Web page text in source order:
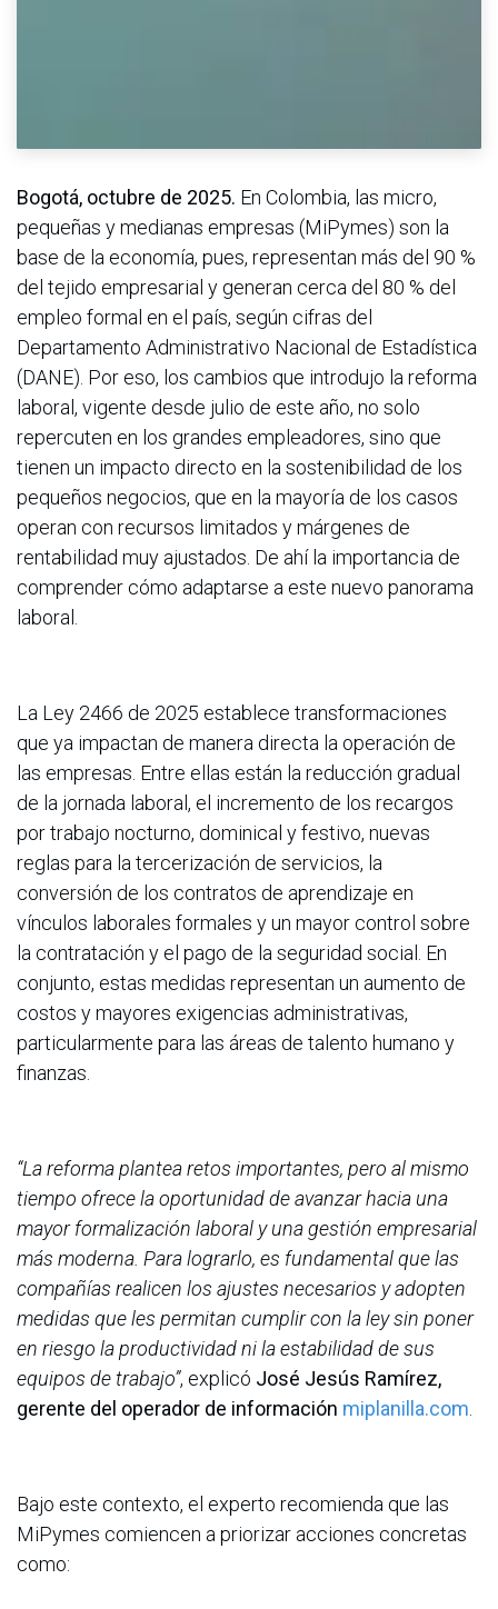
Bogotá, octubre de 2025. En Colombia, las micro,
pequeñas y medianas empresas (MiPymes) son la
base de la economía, pues, representan más del 90 %
del tejido empresarial y generan cerca del 80 % del
empleo formal en el país, según cifras del
Departamento Administrativo Nacional de Estadística
(DANE). Por eso, los cambios que introdujo la reforma
laboral, vigente desde julio de este año, no solo
repercuten en los grandes empleadores, sino que
tienen un impacto directo en la sostenibilidad de los
pequeños negocios, que en la mayoría de los casos
operan con recursos limitados y márgenes de
rentabilidad muy ajustados. De ahí la importancia de
comprender cómo adaptarse a este nuevo panorama
laboral.
La Ley 2466 de 2025 establece transformaciones
que ya impactan de manera directa la operación de
las empresas. Entre ellas están la reducción gradual
de la jornada laboral, el incremento de los recargos
por trabajo nocturno, dominical y festivo, nuevas
reglas para la tercerización de servicios, la
conversión de los contratos de aprendizaje en
vínculos laborales formales y un mayor control sobre
la contratación y el pago de la seguridad social. En
conjunto, estas medidas representan un aumento de
costos y mayores exigencias administrativas,
particularmente para las áreas de talento humano y
finanzas.
“La reforma plantea retos importantes, pero al mismo
tiempo ofrece la oportunidad de avanzar hacia una
mayor formalización laboral y una gestión empresarial
más moderna. Para lograrlo, es fundamental que las
compañías realicen los ajustes necesarios y adopten
medidas que les permitan cumplir con la ley sin poner
en riesgo la productividad ni la estabilidad de sus
equipos de trabajo”, explicó José Jesús Ramírez,
gerente del operador de información miplanilla.com
Bajo este contexto, el experto recomienda que las
MiPymes comiencen a priorizar acciones concretas
como: